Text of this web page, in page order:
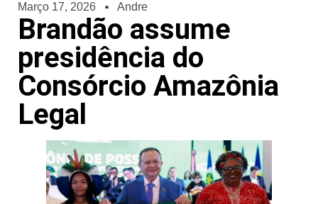
Março 17, 2026 Andre
Brandão assume
presidência do
Consórcio Amazônia
Legal